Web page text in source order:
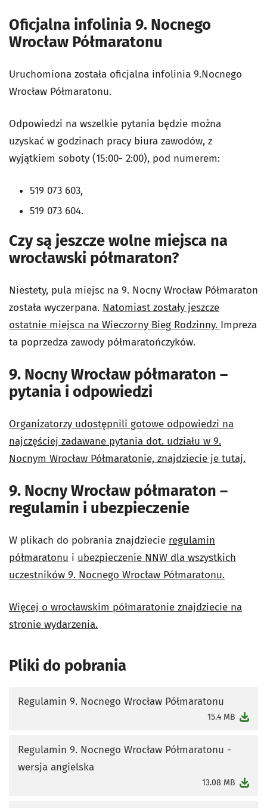
Oficjalna infolinia 9. Nocnego
Wrocław Półmaratonu
Uruchomiona została oficjalna infolinia 9.Nocnego
Wrocław Półmaratonu.
Odpowiedzi na wszelkie pytania będzie można
uzyskać w godzinach pracy biura zawodów, z
wyjątkiem soboty (15:00- 2:00), pod numerem:
519 073 603,
519 073 604.
Czy są jeszcze wolne miejsca na
wrocławski półmaraton?
Niestety, pula miejsc na 9. Nocny Wrocław Półmaraton
została wyczerpana. Natomiast zostały jeszcze
ostatnie miejsca na Wieczorny Bieg Rodzinny. Impreza
ta poprzedza zawody półmaratończyków.
9. Nocny Wrocław półmaraton –
pytania i odpowiedzi
Organizatorzy udostępnili gotowe odpowiedzi na
najczęściej zadawane pytania dot. udziału w 9.
Nocnym Wrocław Półmaratonie, znajdziecie je tutaj.
9. Nocny Wrocław półmaraton –
regulamin i ubezpieczenie
W plikach do pobrania znajdziecie regulamin
półmaratonu i ubezpieczenie NNW dla wszystkich
uczestników 9. Nocnego Wrocław Półmaratonu.
Więcej o wrocławskim półmaratonie znajdziecie na
stronie wydarzenia.
Pliki do pobrania
Regulamin 9. Nocnego Wrocław Półmaratonu
15.4 MB
Regulamin 9. Nocnego Wrocław Półmaratonu -
wersja angielska
13.08 MB
otworzy się w nowej karcie